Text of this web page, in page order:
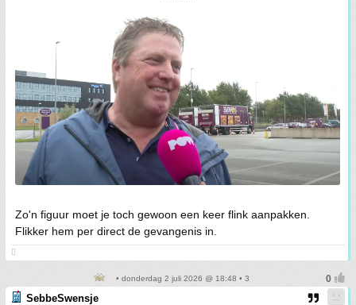
Zo'n figuur moet je toch gewoon een keer flink aanpakken.
Flikker hem per direct de gevangenis in.

• donderdag 2 juli 2026 @ 18:48 • 3
SebbeSwensje